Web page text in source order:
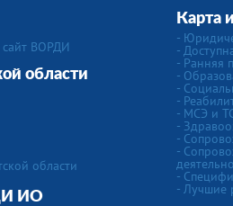
ВОРДИ
области
области
ИО
Карта
-
-
- Ранняя
-
-
-
- МСЭ и
-
-
-
-
- Лучшие